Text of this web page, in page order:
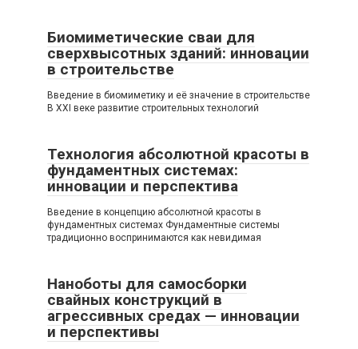
Биомиметические сваи для
сверхвысотных зданий: инновации
в строительстве
Введение в биомиметику и её значение в строительстве
В XXI веке развитие строительных технологий
Технология абсолютной красоты в
фундаментных системах:
инновации и перспектива
Введение в концепцию абсолютной красоты в
фундаментных системах Фундаментные системы
традиционно воспринимаются как невидимая
Наноботы для самосборки
свайных конструкций в
агрессивных средах — инновации
и перспективы